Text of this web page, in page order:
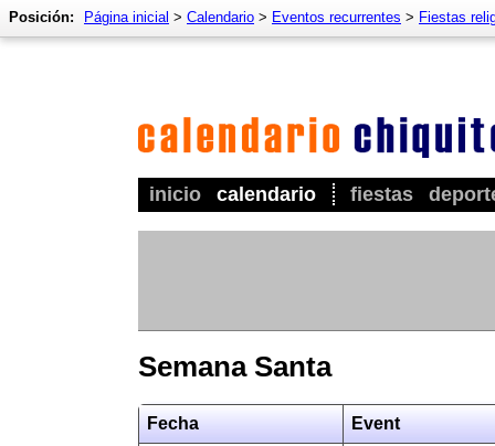
inicio calendario fiestas
Posición: Página inicial > Calendario > Eventos recurrentes > Fiestas
Semana Santa
Fecha Event